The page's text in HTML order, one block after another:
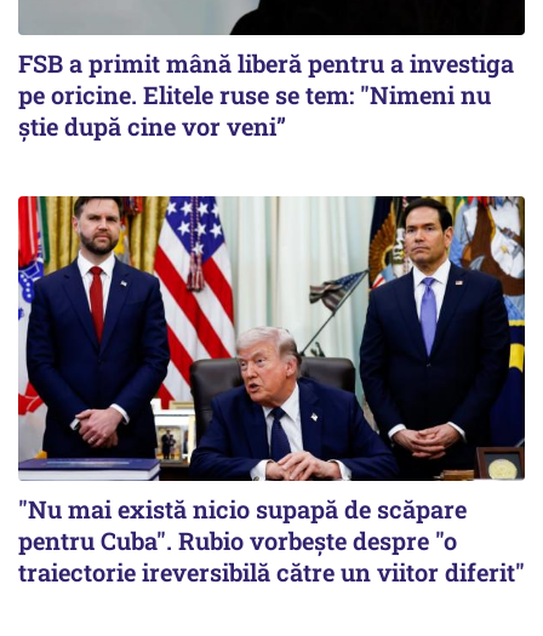
FSB a primit mână liberă pentru a investiga
pe oricine. Elitele ruse se tem: "Nimeni nu
știe după cine vor veni”
"Nu mai există nicio supapă de scăpare
pentru Cuba". Rubio vorbește despre "o
traiectorie ireversibilă către un viitor diferit"